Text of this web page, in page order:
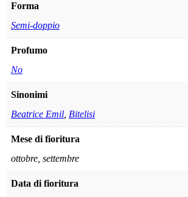
Forma
Semi-doppio
Profumo
No
Sinonimi
Beatrice Emil Bitelisi
Mese di fioritura
ottobre, settembre
Data di fioritura